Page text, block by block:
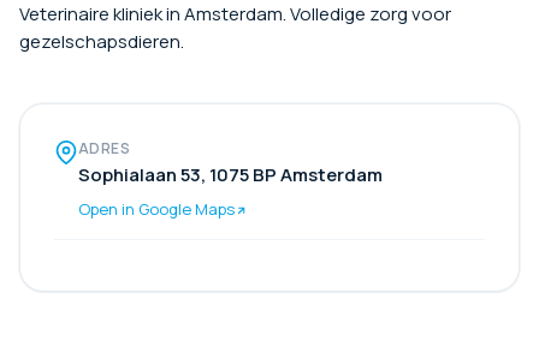
Veterinaire kliniek in Amsterdam. Volledige zorg voor
gezelschapsdieren.
ADRES
Sophialaan 53, 1075 BP Amsterdam
Open in Google Maps